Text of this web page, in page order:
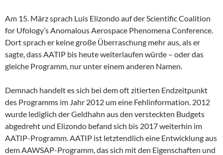
Am 15. März sprach Luis Elizondo auf der Scientific Coalition
for Ufology’s Anomalous Aerospace Phenomena Conference.
Dort sprach er keine große Überraschung mehr aus, als er
sagte, dass AATIP bis heute weiterlaufen würde – oder das
gleiche Programm, nur unter einem anderen Namen.
Demnach handelt es sich bei dem oft zitierten Endzeitpunkt
des Programms im Jahr 2012 um eine Fehlinformation. 2012
wurde lediglich der Geldhahn aus den versteckten Budgets
abgedreht und Elizondo befand sich bis 2017 weiterhin im
AATIP-Programm. AATIP ist letztendlich eine Entwicklung aus
dem AAWSAP-Programm, das sich mit den Eigenschaften und